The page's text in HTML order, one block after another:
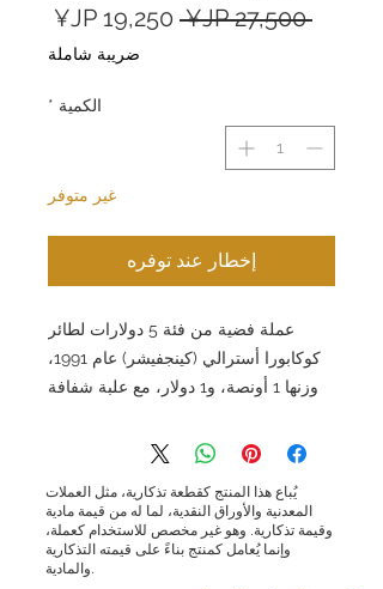
‏27,500 JP¥
سعر
عادي
البيعضريبة شاملة
الكمية *
غير متوفر
إخطار عند توفره
عملة فضية من فئة 5 دولارات لطائر
كوكابورا أسترالي (كينجفيشر) عام 1991،
وزنها 1 أونصة، و1 دولار، مع علبة شفافة
يُباع هذا المنتج كقطعة تذكارية، مثل العملات
المعدنية والأوراق النقدية، لما له من قيمة مادية
وقيمة تذكارية. وهو غير مخصص للاستخدام كعملة،
وإنما يُعامل كمنتج بناءً على قيمته التذكارية